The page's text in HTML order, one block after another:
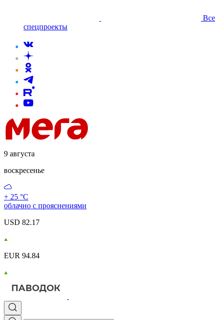
Все
спецпроекты
9 августа
воскресенье
+ 25 °С
облачно с прояснениями
USD 82.17
EUR 94.84